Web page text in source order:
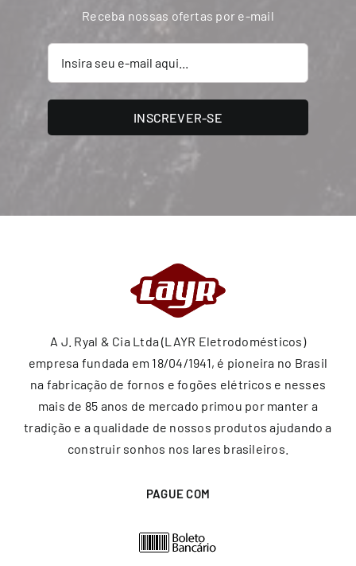
Receba nossas ofertas por e-mail
INSCREVER-SE
A J. Ryal & Cia Ltda (LAYR Eletrodomésticos)
empresa fundada em 18/04/1941, é pioneira no Brasil
na fabricação de fornos e fogões elétricos e nesses
mais de 85 anos de mercado primou por manter a
tradição e a qualidade de nossos produtos ajudando a
construir sonhos nos lares brasileiros.
PAGUE COM